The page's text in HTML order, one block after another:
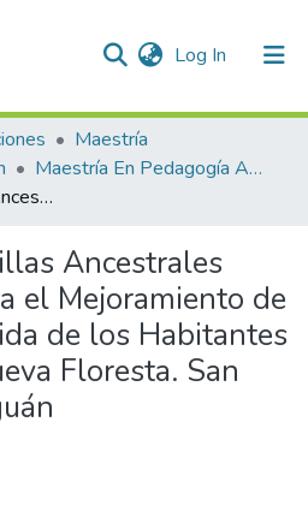
Log In (current)
Maestría
Maestría En Pedagogía Ambiental Para El desarrollo Sostenible
Manejo de Semillas Ancestrales Medicinales Para el Mejoramiento de la Calidad de Vida de los Habitantes de la Vereda Nueva Floresta. San Vicente del Caguán
Ancestrales
el Mejoramiento de
de los Habitantes
Floresta. San